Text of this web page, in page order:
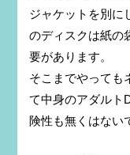
ジャケットを別に
のディスクは紙の
要があります。
そこまでやっても
て中身のアダルト
険性も無くはない